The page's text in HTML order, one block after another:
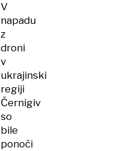
V
napadu
z
droni
v
ukrajinski
regiji
Černigiv
so
bile
ponoči